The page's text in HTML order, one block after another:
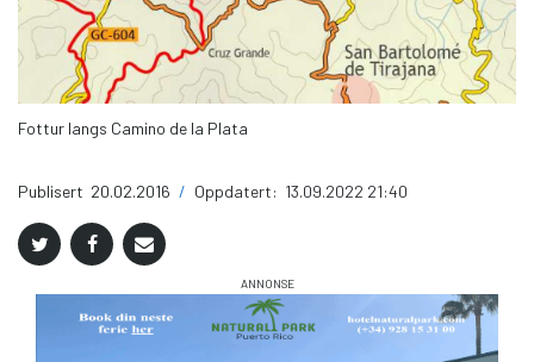
Fottur langs Camino de la Plata
Publisert 20.02.2016 / Oppdatert: 13.09.2022 21:40